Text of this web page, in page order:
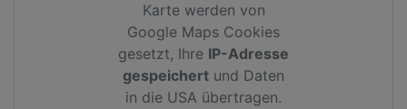
Karte werden von
Google Maps Cookies
gesetzt, Ihre IP-Adresse
gespeichert und Daten
in die USA übertragen.